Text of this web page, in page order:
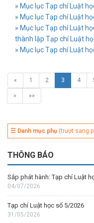
» Mục lục Tạp chí Luật
» Mục lục Tạp chí Luật
» Mục lục Tạp chí Luật
thành lập Tạp chí Luật
» Mục lục Tạp chí Luật
« 1 2 3 4
» »»
☰ Danh mục phụ (trượt sang
THÔNG BÁO
Sắp phát hành: Tạp chí Luật
04/07/2026
Tạp chí Luật học số 5/2026
31/05/2026